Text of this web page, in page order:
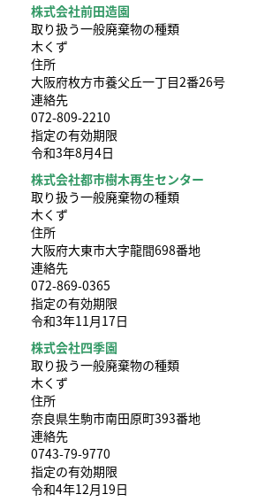
株式会社前田造園
取り扱う一般廃棄物の種類
木くず
住所
大阪府枚方市養父丘一丁目2番26号
連絡先
072-809-2210
指定の有効期限
令和3年8月4日
株式会社都市樹木再生センター
取り扱う一般廃棄物の種類
木くず
住所
大阪府大東市大字龍間698番地
連絡先
072-869-0365
指定の有効期限
令和3年11月17日
株式会社四季園
取り扱う一般廃棄物の種類
木くず
住所
奈良県生駒市南田原町393番地
連絡先
0743-79-9770
指定の有効期限
令和4年12月19日